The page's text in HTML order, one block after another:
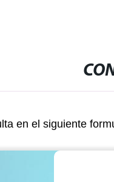
en el siguiente